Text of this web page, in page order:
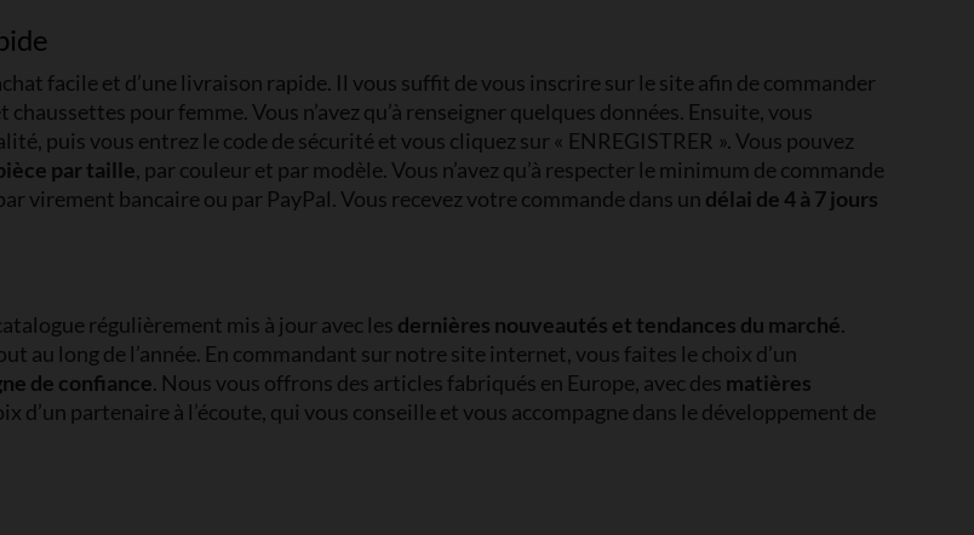
facile et d’une livraison rapide. Il vous suffit de vous inscrire sur le site afin de commander
chaussettes pour femme. Vous n’avez qu’à renseigner quelques données. Ensuite, vous
puis vous entrez le code de sécurité et vous cliquez sur « ENREGISTRER ». Vous pouvez
par taille, par couleur et par modèle. Vous n’avez qu’à respecter le minimum de commande
virement bancaire ou par PayPal. Vous recevez votre commande dans un délai de 4 à 7 jours
régulièrement mis à jour avec les dernières nouveautés et tendances du marché.
au long de l’année. En commandant sur notre site internet, vous faites le choix d’un
de confiance. Nous vous offrons des articles fabriqués en Europe, avec des matières
d’un partenaire à l’écoute, qui vous conseille et vous accompagne dans le développement de